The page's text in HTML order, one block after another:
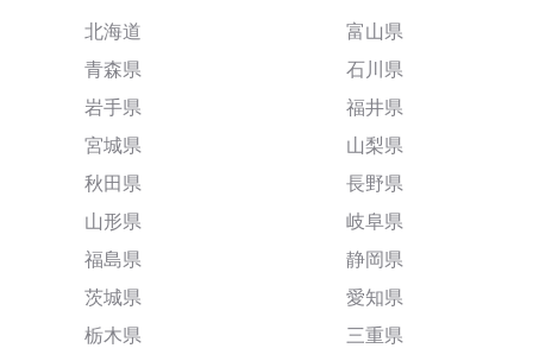
北海道
青森県
岩手県
宮城県
秋田県
山形県
福島県
茨城県
栃木県
富山県
石川県
福井県
山梨県
長野県
岐阜県
静岡県
愛知県
三重県